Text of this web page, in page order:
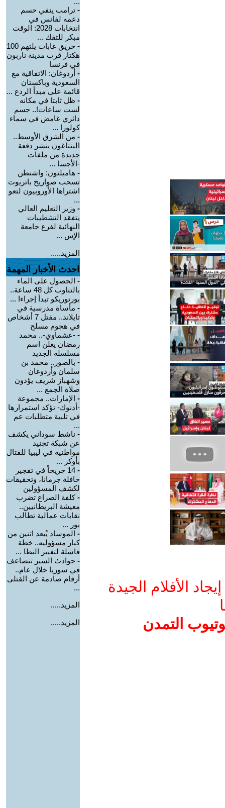
الأفلام الجيدة
التمدن
- ترامب ينفي حسم
دعمه لفانس في
انتخابات 2028: الوقت
مبكر للتفك ...
-
حريق غابات يلتهم 100
هكتار قرب مدينة ناربون
في فرنسا
- أردوغان: الاتفاقية مع
السعودية وباكستان
قائمة على مبدأ الردع ...
- ظل ثابتا في مكانه
لست ساعات!.. جسم
دائري غامض في سماء
كولورا ...
- من الشرق الأوسط..
البنتاغون ينشر دفعة
جديدة من ملفات
-الأجسا ...
- هاميلتون: واشنطن
تسحب صواريخ باتريوت
اشتراها الأوروبيون لتعو
...
- وزير التعليم العالي
يتفقد التشطيبات
النهائية لفرع جامعة
الإس ...
المزيد.....
احدث الأخبار المهمة
- الحصول على الماء
بالتناوب كل 48 ساعة..
بورتوريكو تبدأ إجراءا ...
- مأساة مدرسية في
تايلاند.. مقتل 7 أشخاص
في هجوم مسلح
- -عشماوي-.. محمد
رمضان يعلن اسم
مسلسله الجديد
- بالصور.. محمد بن
سلمان وأردوغان
وشهباز شريف يؤدون
صلاة الجمع ...
- الإمارات.. مجموعة
-أدنوك- تؤكد استمرارها
في تلبية متطلبات عم
...
- ناشط سوداني يكشف
عن شبكة تجنيد
مواطنيه في ليبيا للقتال
بأوكر ...
-
14 جريحاً في تفجير
حافلة جرمانا، وتحقيقات
لكشف المسؤولين
-كلفة الصراع تضرب
معيشة البريطانيين..
نقابات عمالية تطالب
بور ...
- الموساد يُبعد اثنين من
كبار مسؤوليه.. خطة
فاشلة لتغيير النظا ...
- حوادث السير تتضاعف
في سوريا خلال عام..
أرقام صادمة عن القتلى
...
المزيد.....
المزيد.....